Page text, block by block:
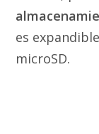
es
microSD.